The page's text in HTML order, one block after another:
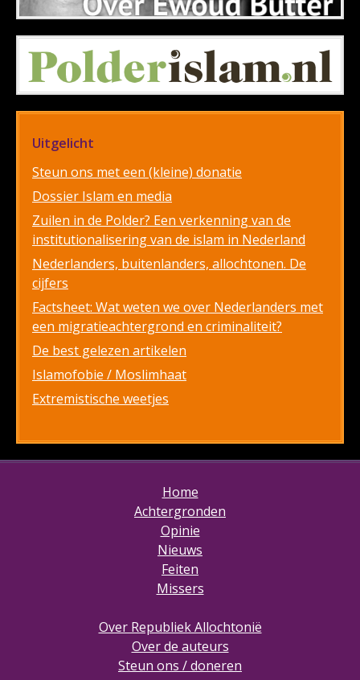
Uitgelicht
Steun ons met een (kleine) donatie
Dossier Islam en media
Zuilen in de Polder? Een verkenning van de
institutionalisering van de islam in Nederland
Nederlanders, buitenlanders, allochtonen. De
cijfers
Factsheet: Wat weten we over Nederlanders met
een migratieachtergrond en criminaliteit?
De best gelezen artikelen
Islamofobie / Moslimhaat
Extremistische weetjes
Home
Achtergronden
Opinie
Nieuws
Feiten
Missers
Over Republiek Allochtonië
Over de auteurs
Steun ons / doneren